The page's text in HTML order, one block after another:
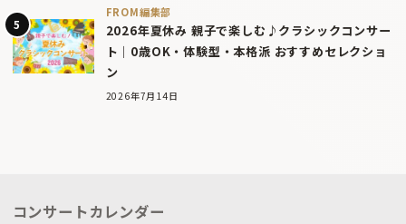
FROM編集部
2026年夏休み 親子で楽しむ♪クラシックコンサー
ト｜0歳OK・体験型・本格派 おすすめセレクショ
ン
2026年7月14日
コンサートカレンダー